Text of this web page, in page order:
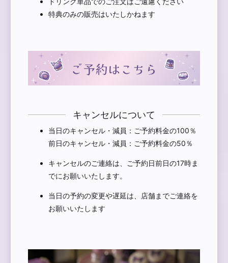
特典のみの販売はいたしかねます
キャンセルについて
当日のキャンセル・減員：ご予約料金の100％
前日のキャンセル・減員：ご予約料金の50％
キャンセルのご連絡は、ご予約日前日の17時ま
でにお願いいたします。
当日の予約の変更や遅延は、店舗までご連絡を
お願いいたします